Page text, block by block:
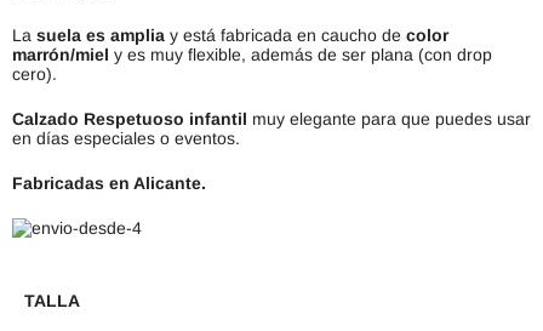
La suela es amplia y está fabricada en caucho de color
marrón/miel y es muy flexible, además de ser plana (con drop
cero).
Calzado Respetuoso infantil muy elegante para que puedes usar
en días especiales o eventos.
Fabricadas en Alicante.
TALLA